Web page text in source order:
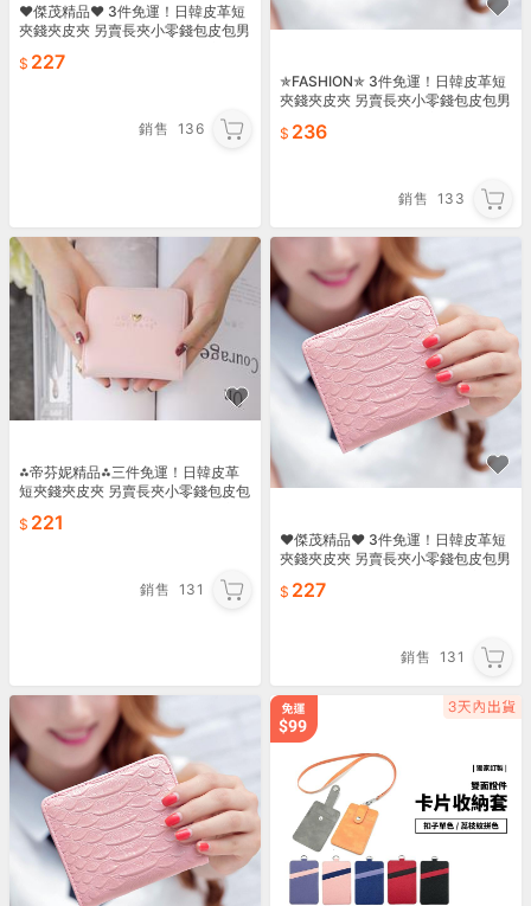
♥傑茂精品♥ 3件免運！日韓皮革短
夾錢夾皮夾 另賣長夾小零錢包皮包男
背包雙肩包書包61
227
銷售 136
✯FASHION✯ 3件免運！日韓皮革短
夾錢夾皮夾 另賣長夾小零錢包皮包男
肩包書包59
236
銷售 133
⁂帝芬妮精品⁂三件免運！日韓皮革
短夾錢夾皮夾 另賣長夾小零錢包皮包
後背包雙肩包書包60
221
銷售 131
♥傑茂精品♥ 3件免運！日韓皮革短
夾錢夾皮夾 另賣長夾小零錢包皮包男
背包雙肩包書包59
227
銷售 131